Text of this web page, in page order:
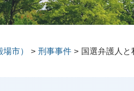
市） > 刑事事件 > 国選弁護人